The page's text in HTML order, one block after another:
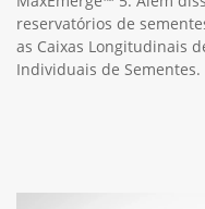
reservatórios de
as Caixas Longitudinais
Individuais de Sementes.